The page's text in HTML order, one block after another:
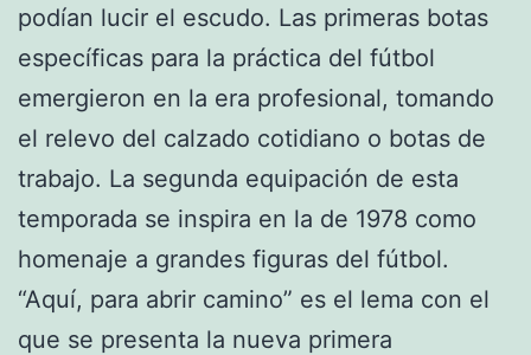
podían lucir el escudo. Las primeras botas
específicas para la práctica del fútbol
emergieron en la era profesional, tomando
el relevo del calzado cotidiano o botas de
trabajo. La segunda equipación de esta
temporada se inspira en la de 1978 como
homenaje a grandes figuras del fútbol.
“Aquí, para abrir camino” es el lema con el
que se presenta la nueva primera